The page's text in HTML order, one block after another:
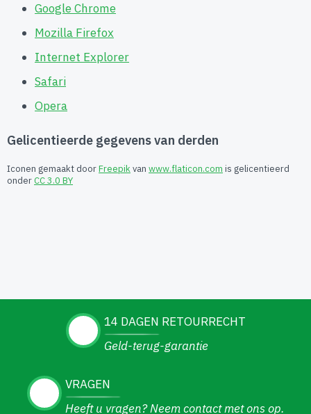
Google Chrome
Mozilla Firefox
Internet Explorer
Safari
Opera
Gelicentieerde gegevens van derden
Iconen gemaakt doorFreepikvan www.flaticon.com is gelicentieerd
onderCC 3.0 BY
14 DAGEN RETOURRECHT
Geld-terug-garantie
VRAGEN
Heeft u vragen? Neem contact met ons op.